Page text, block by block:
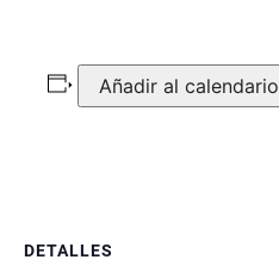
Añadir al calendario
DETALLES